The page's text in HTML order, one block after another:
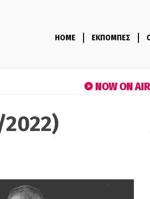
HOME ΕΚΠΟΜΠΕΣ
NOW ON AIR